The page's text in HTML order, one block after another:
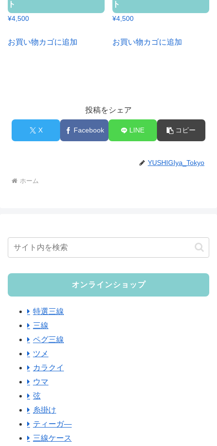
ト
¥4,500
お買い物カゴに追加
ト
¥4,500
お買い物カゴに追加
投稿をシェア
X Facebook LINE コピー
YUSHIGIya_Tokyo
ホーム
オンラインショップ
特選三線
三線
ペグ三線
ツメ
カラクイ
ウマ
弦
糸掛け
ティーガ―
三線ケース